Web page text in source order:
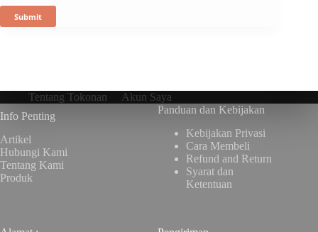
Submit
Tentang Tokonan
Akun Saya
Info Penting
Artikel
Hubungi Kami
Tentang Kami
Produk
Panduan dan Kebijakan
Kebijakan Privasi
Cara Membeli
Refund and Return
Syarat dan
Ketentuan